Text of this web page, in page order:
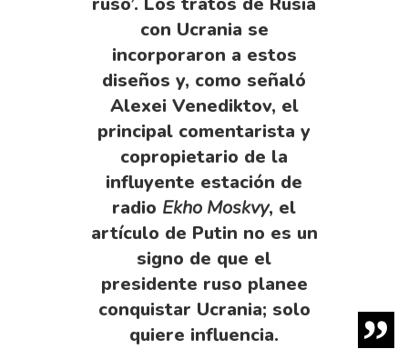
con Ucrania se
incorporaron a estos
diseños y, como señaló
Alexei Venediktov, el
principal comentarista y
copropietario de la
influyente estación de
radio Ekho Moskvy, el
artículo de Putin no es un
signo de que el
presidente ruso planee
conquistar Ucrania; solo
quiere influencia.